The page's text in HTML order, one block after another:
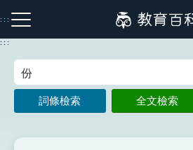
到
主
:::
注音索引圖示 筆畫索引圖示
:::
詞條檢索 全文檢索